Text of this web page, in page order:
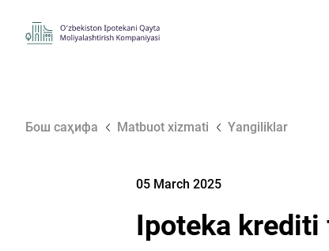
Бош саҳифа Matbuot xizmati Yangiliklar
05 March 2025
Ipoteka